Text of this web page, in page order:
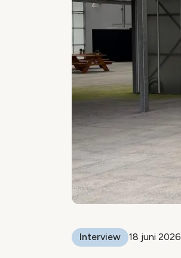
Interview 18 juni 2026